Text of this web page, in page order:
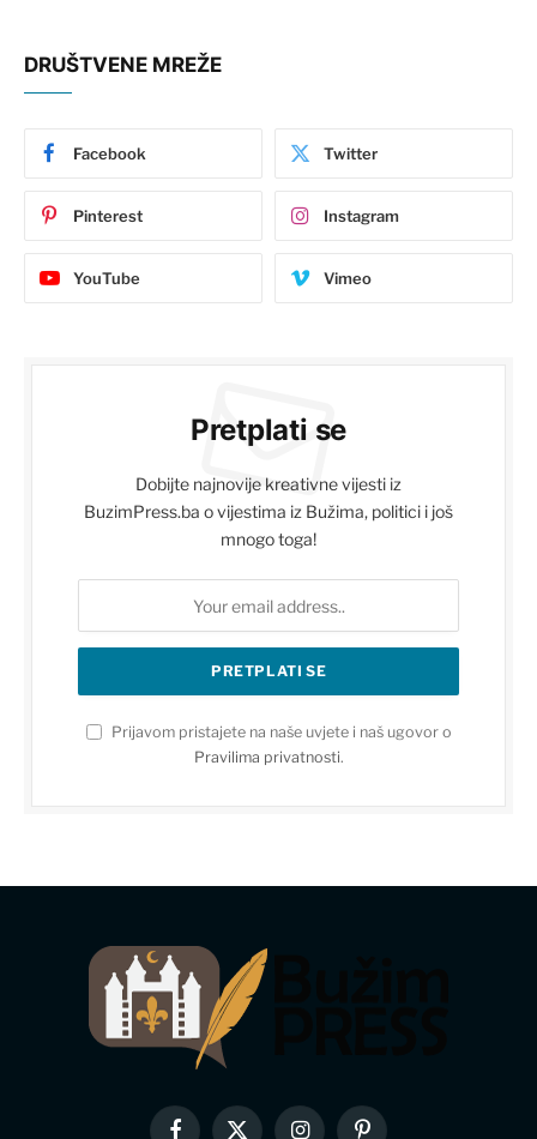
DRUŠTVENE MREŽE
Facebook Twitter
Pinterest Instagram
YouTube Vimeo
Pretplati se
Dobijte najnovije kreativne vijesti iz
BuzimPress.ba o vijestima iz Bužima, politici i još
mnogo toga!
Prijavom pristajete na naše uvjete i naš ugovor o
Pravilima privatnosti.